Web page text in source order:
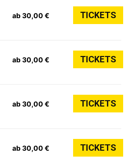
ab 30,00 € TICKETS
ab 30,00 € TICKETS
ab 30,00 € TICKETS
ab 30,00 € TICKETS